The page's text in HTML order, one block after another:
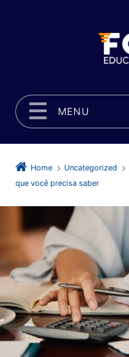
MENU
Home Uncategorized
que você precisa saber